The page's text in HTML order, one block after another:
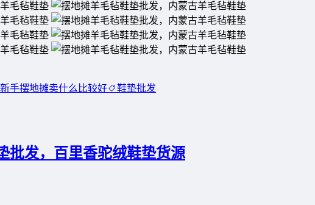
新手摆地摊卖什么比较好 鞋垫批发
批发，百里香驼绒鞋垫货源